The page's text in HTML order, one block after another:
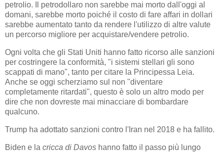
petrolio. Il petrodollaro non sarebbe mai morto dall'oggi al
domani, sarebbe morto poiché il costo di fare affari in dollari
sarebbe aumentato tanto da rendere l'utilizzo di altre valute
un percorso migliore per acquistare/vendere petrolio.
Ogni volta che gli Stati Uniti hanno fatto ricorso alle sanzioni
per costringere la conformità, "i sistemi stellari gli sono
scappati di mano", tanto per citare la Principessa Leia.
Anche se oggi scherziamo sul non "diventare
completamente ritardati", questo è solo un altro modo per
dire che non dovreste mai minacciare di bombardare
qualcuno.
Trump ha adottato sanzioni contro l'Iran nel 2018 e ha fallito.
Biden e la cricca di Davos hanno fatto il passo più lungo